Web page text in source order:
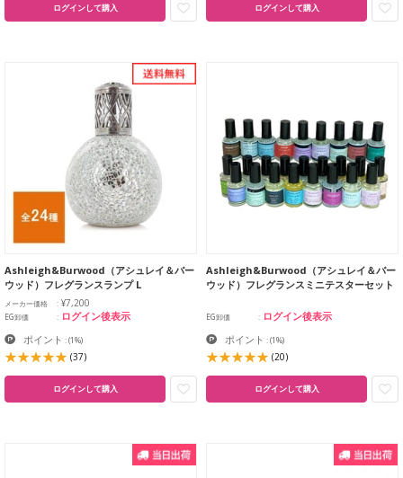
ログインして購入 ログインして購入
Ashleigh&Burwood（アシュレイ＆バー
ウッド）フレグランスランプ L
メーカー価格 ¥7,200
EG卸価 ログイン後表示
ポイント :(1%)
(37)
ログインして購入
Ashleigh&Burwood（アシュレイ＆バー
ウッド）フレグランスミニテスターセット
EG卸価 ログイン後表示
ポイント :(1%)
(20)
ログインして購入